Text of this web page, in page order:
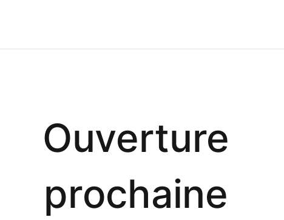
Ouverture
prochaine